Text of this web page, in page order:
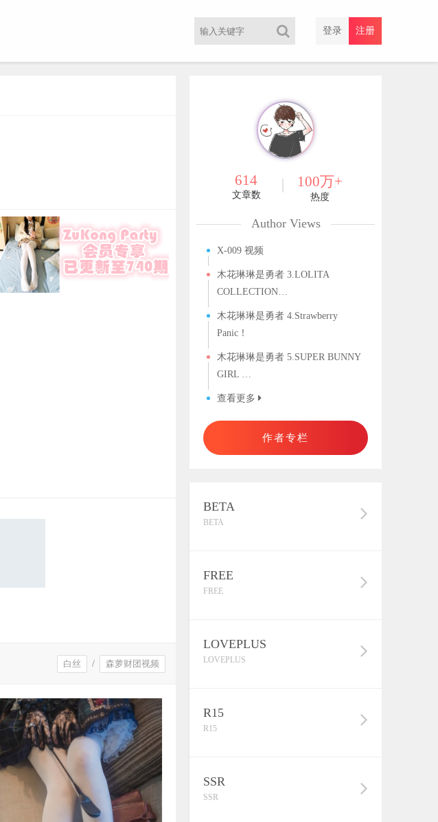
注册
登录
森萝财团视频
/
白丝
614
文章数
100万+
热度
Author Views
X-009 视频
木花琳琳是勇者 3.LOLITA
COLLECTION…
木花琳琳是勇者 4.Strawberry
Panic！
木花琳琳是勇者 5.SUPER BUNNY
GIRL …
查看更多
作者专栏
BETA
BETA
FREE
FREE
LOVEPLUS
LOVEPLUS
R15
R15
SSR
SSR